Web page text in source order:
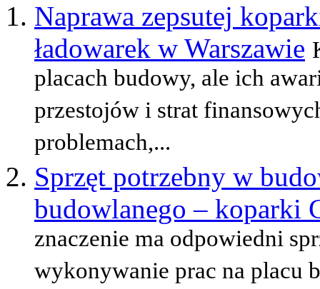
Naprawa zepsutej
ładowarek w Warszawie
placach budowy, ale ich
przestojów i strat
problemach,...
Sprzęt potrzebny w
budowlanego – koparki
znaczenie ma odpowiedni
wykonywanie prac na placu